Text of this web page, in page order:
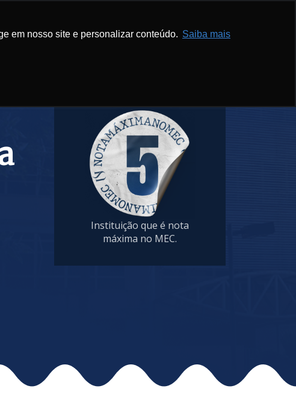
em nosso site e personalizar conteúdo. Saiba mais
Instituição que é nota
máxima no MEC.